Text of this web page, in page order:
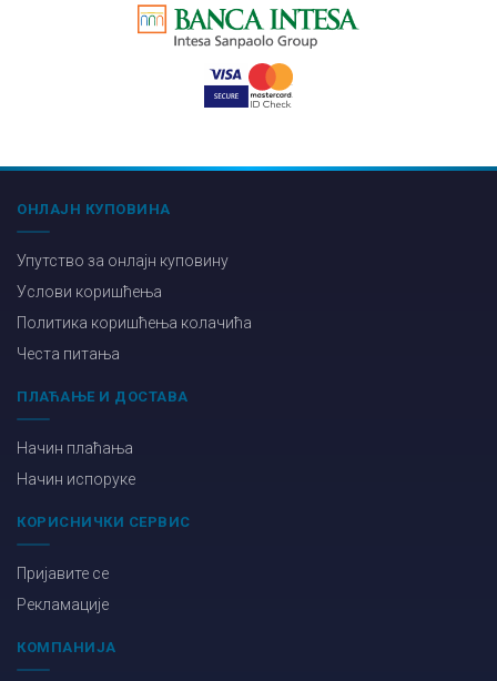
ОНЛАЈН КУПОВИНА
Упутство за онлајн куповину
Услови коришћења
Политика коришћења колачића
Честа питања
ПЛАЋАЊЕ И ДОСТАВА
Начин плаћања
Начин испоруке
КОРИСНИЧКИ СЕРВИС
Пријавите се
Рекламације
КОМПАНИЈА